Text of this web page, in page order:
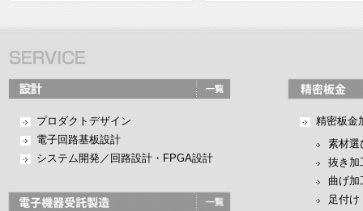
プロダクトデザイン
電子回路基板設計
システム開発／回路設計・FPGA設計
精密板金
素材選
抜き加
曲げ加
足付